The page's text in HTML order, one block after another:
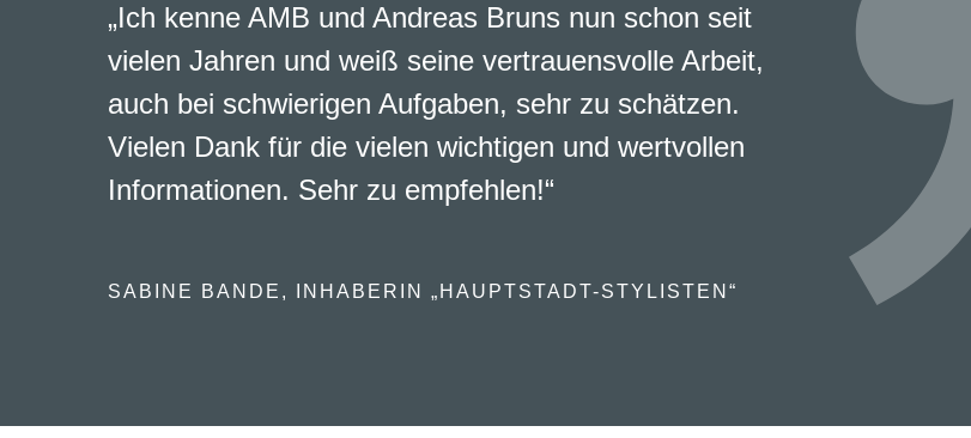
„Ich kenne AMB und Andreas Bruns nun schon seit
vielen Jahren und weiß seine vertrauensvolle Arbeit,
auch bei schwierigen Aufgaben, sehr zu schätzen.
Vielen Dank für die vielen wichtigen und wertvollen
Informationen. Sehr zu empfehlen!“
SABINE BANDE, INHABERIN „HAUPTSTADT-STYLISTEN“